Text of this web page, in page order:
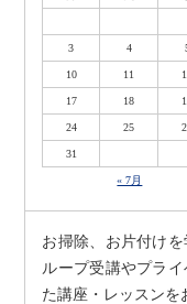
3 4
10 11
17 18
24 25
31
« 7月
お掃除、お片付け
ループ受講やプラ
た講座・レッスンを